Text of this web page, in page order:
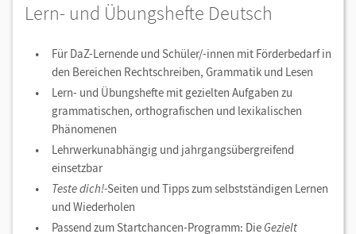
Lern- und Übungshefte Deutsch
Für DaZ-Lernende und Schüler/-innen mit Förderbedarf in
den Bereichen Rechtschreiben, Grammatik und Lesen
Lern- und Übungshefte mit gezielten Aufgaben zu
grammatischen, orthografischen und lexikalischen
Phänomenen
Lehrwerkunabhängig und jahrgangsübergreifend
einsetzbar
Teste dich!-Seiten und Tipps zum selbstständigen Lernen
und Wiederholen
Passend zum Startchancen-Programm: Die Gezielt